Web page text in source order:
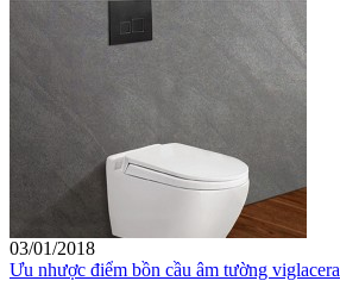
03/01/2018
Ưu nhược điểm bồn cầu âm tường viglacera